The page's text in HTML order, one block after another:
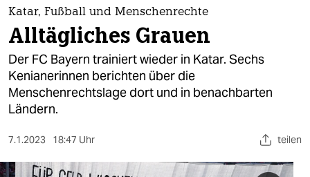
themen
politik
öko
gesellschaft
kultur
sport
Katar, Fußball und Menschenrechte
Alltägliches Grauen
Der FC Bayern trainiert wieder in Katar. Sechs
Kenianerinnen berichten über die
Menschenrechtslage dort und in benachbarten
Ländern.
7.1.2023 18:47 Uhr teilen